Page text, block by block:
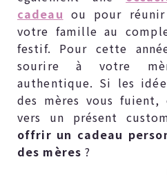
cadeau ou pour
votre famille au
festif. Pour cette
sourire à votre
authentique. Si les
des mères vous
vers un présent
offrir un cadeau
des mères ?